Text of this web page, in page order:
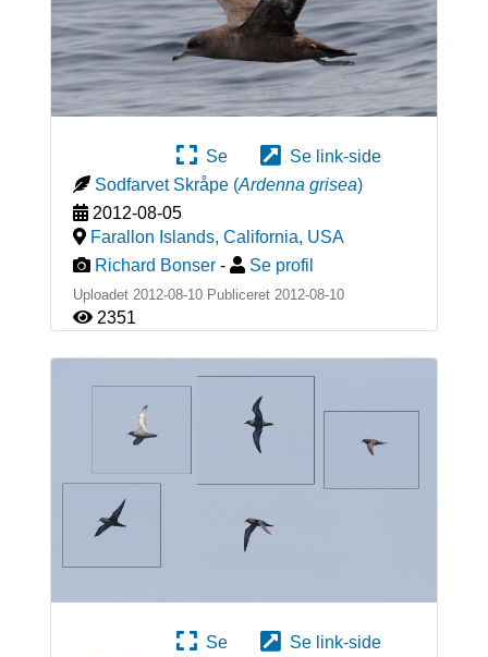
Se
Se link-side
Sodfarvet Skråpe (Ardenna grisea)
2012-08-05
Farallon Islands, California, USA
Richard Bonser - Se profil
Uploadet 2012-08-10 Publiceret 2012-08-10
2351
Se
Se link-side